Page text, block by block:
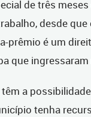
de três
desde
prêmio é um
que
a
tenha